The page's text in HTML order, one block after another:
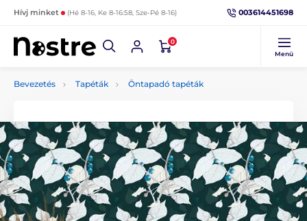
Hívj minket (Hé 8-16, Ke 8-16:58, Sze-Pé 8-16) 003614451698
0
Menü
Bevezetés Tapéták Öntapadó tapéták